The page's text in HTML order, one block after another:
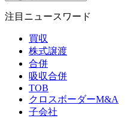
注目ニュースワード
買収
株式譲渡
合併
吸収合併
TOB
クロスボーダーM&A
子会社